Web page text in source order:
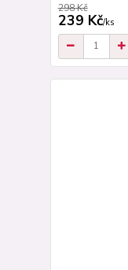
298 Kč
239 Kč/ks